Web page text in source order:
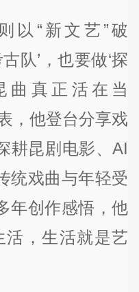
“新文艺”破
队’，也要做‘探
曲真正活在当
，他登台分享戏
耕昆剧电影、AI
统戏曲与年轻受
年创作感悟，他
活，生活就是艺